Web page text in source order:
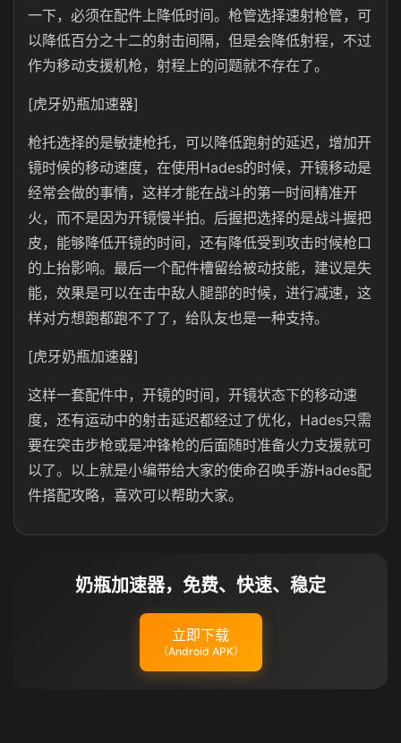
一下，必须在配件上降低时间。枪管选择速射枪管，可
以降低百分之十二的射击间隔，但是会降低射程，不过
作为移动支援机枪，射程上的问题就不存在了。
[虎牙奶瓶加速器]
枪托选择的是敏捷枪托，可以降低跑射的延迟，增加开
镜时候的移动速度，在使用Hades的时候，开镜移动是
经常会做的事情，这样才能在战斗的第一时间精准开
火，而不是因为开镜慢半拍。后握把选择的是战斗握把
皮，能够降低开镜的时间，还有降低受到攻击时候枪口
的上抬影响。最后一个配件槽留给被动技能，建议是失
能，效果是可以在击中敌人腿部的时候，进行减速，这
样对方想跑都跑不了了，给队友也是一种支持。
[虎牙奶瓶加速器]
这样一套配件中，开镜的时间，开镜状态下的移动速
度，还有运动中的射击延迟都经过了优化，Hades只需
要在突击步枪或是冲锋枪的后面随时准备火力支援就可
以了。以上就是小编带给大家的使命召唤手游Hades配
件搭配攻略，喜欢可以帮助大家。
奶瓶加速器，免费、快速、稳定
立即下载
（Android APK）